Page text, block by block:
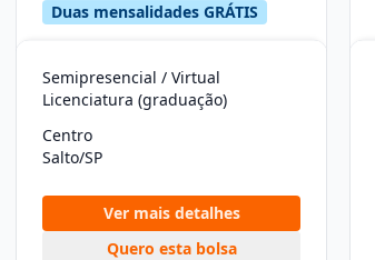
Duas mensalidades GRÁTIS
Semipresencial / Virtual
Licenciatura (graduação)
Centro
Salto/SP
Ver mais detalhes
Quero esta bolsa